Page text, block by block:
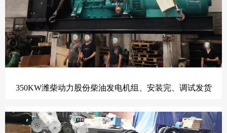
350KW潍柴动力股份柴油发电机组、安装完、调试发货